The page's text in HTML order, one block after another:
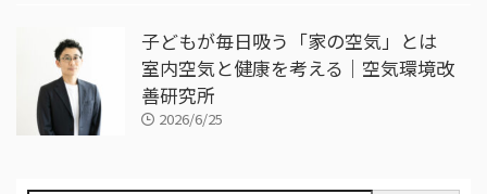
子どもが毎日吸う「家の空気」とは
室内空気と健康を考える｜空気環境改
善研究所
2026/6/25